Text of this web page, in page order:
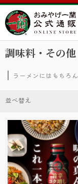
調味料・その他
ラーメンにはもちろ
並べ替え